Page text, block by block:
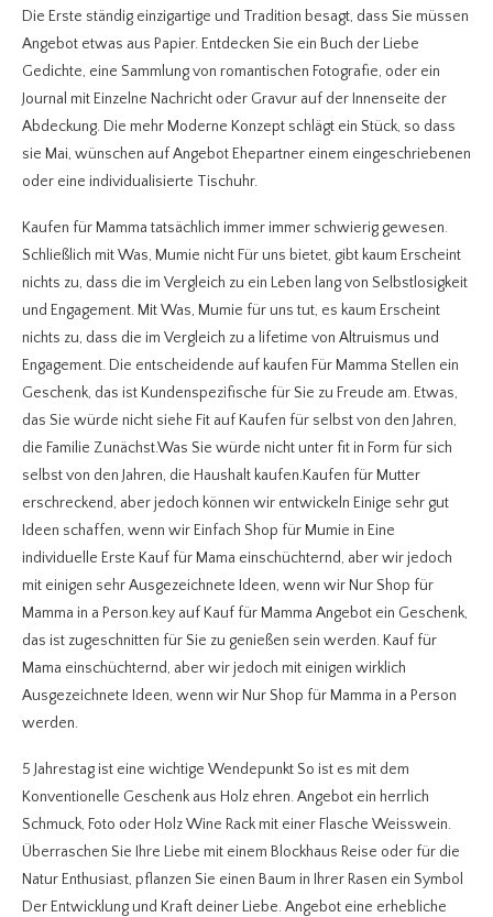
Die Erste ständig einzigartige und Tradition besagt, dass Sie müssen
Angebot etwas aus Papier. Entdecken Sie ein Buch der Liebe
Gedichte, eine Sammlung von romantischen Fotografie, oder ein
Journal mit Einzelne Nachricht oder Gravur auf der Innenseite der
Abdeckung. Die mehr Moderne Konzept schlägt ein Stück, so dass
sie Mai, wünschen auf Angebot Ehepartner einem eingeschriebenen
oder eine individualisierte Tischuhr.
Kaufen für Mamma tatsächlich immer immer schwierig gewesen.
Schließlich mit Was, Mumie nicht Für uns bietet, gibt kaum Erscheint
nichts zu, dass die im Vergleich zu ein Leben lang von Selbstlosigkeit
und Engagement. Mit Was, Mumie für uns tut, es kaum Erscheint
nichts zu, dass die im Vergleich zu a lifetime von Altruismus und
Engagement. Die entscheidende auf kaufen Für Mamma Stellen ein
Geschenk, das ist Kundenspezifische für Sie zu Freude am. Etwas,
das Sie würde nicht siehe Fit auf Kaufen für selbst von den Jahren,
die Familie Zunächst.Was Sie würde nicht unter fit in Form für sich
selbst von den Jahren, die Haushalt kaufen.Kaufen für Mutter
erschreckend, aber jedoch können wir entwickeln Einige sehr gut
Ideen schaffen, wenn wir Einfach Shop für Mumie in Eine
individuelle Erste Kauf für Mama einschüchternd, aber wir jedoch
mit einigen sehr Ausgezeichnete Ideen, wenn wir Nur Shop für
Mamma in a Person.key auf Kauf für Mamma Angebot ein Geschenk,
das ist zugeschnitten für Sie zu genießen sein werden. Kauf für
Mama einschüchternd, aber wir jedoch mit einigen wirklich
Ausgezeichnete Ideen, wenn wir Nur Shop für Mamma in a Person
werden.
5 Jahrestag ist eine wichtige Wendepunkt So ist es mit dem
Konventionelle Geschenk aus Holz ehren. Angebot ein herrlich
Schmuck, Foto oder Holz Wine Rack mit einer Flasche Weisswein.
Überraschen Sie Ihre Liebe mit einem Blockhaus Reise oder für die
Natur Enthusiast, pflanzen Sie einen Baum in Ihrer Rasen ein Symbol
Der Entwicklung und Kraft deiner Liebe. Angebot eine erhebliche